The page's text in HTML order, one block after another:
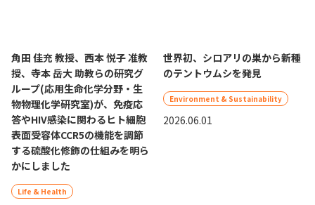
角田 佳充 教授、西本 悦子 准教
授、寺本 岳大 助教らの研究グ
ループ(応用生命化学分野・生
物物理化学研究室)が、免疫応
答やHIV感染に関わるヒト細胞
表面受容体CCR5の機能を調節
する硫酸化修飾の仕組みを明ら
かにしました
Life & Health
世界初、シロアリの巣から新種
のテントウムシを発見
Environment & Sustainability
2026.06.01